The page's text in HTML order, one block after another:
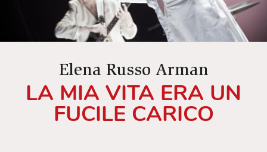
Elena Russo Arman
LA MIA VITA ERA UN
FUCILE CARICO